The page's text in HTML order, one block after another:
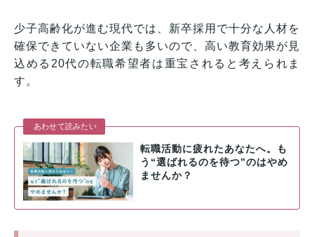
少子高齢化が進む現代では、新卒採用で十分な人材を
確保できていない企業も多いので、高い教育効果が見
込める20代の転職希望者は重宝されると考えられま
す。
あわせて読みたい
転職活動に疲れたあなたへ。も
う“選ばれるのを待つ”のはやめ
ませんか？